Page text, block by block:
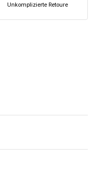
Unkomplizierte Retoure